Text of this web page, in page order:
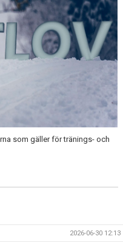
som gäller för tränings- och
2026-06-30 12:13